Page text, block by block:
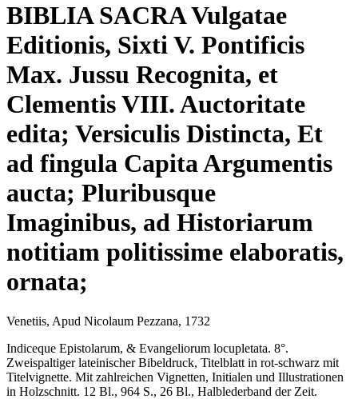
BIBLIA SACRA Vulgatae
Editionis, Sixti V. Pontificis
Max. Jussu Recognita, et
Clementis VIII. Auctoritate
edita; Versiculis Distincta, Et
ad fingula Capita Argumentis
aucta; Pluribusque
Imaginibus, ad Historiarum
notitiam politissime elaboratis,
ornata;
Venetiis, Apud Nicolaum Pezzana, 1732
Indiceque Epistolarum, & Evangeliorum locupletata. 8°.
Zweispaltiger lateinischer Bibeldruck, Titelblatt in rot-schwarz mit
Titelvignette. Mit zahlreichen Vignetten, Initialen und Illustrationen
in Holzschnitt. 12 Bl., 964 S., 26 Bl., Halblederband der Zeit.